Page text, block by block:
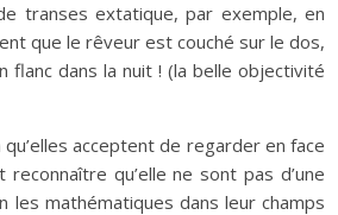
transes extatique, par exemple, en
que le rêveur est couché sur le dos,
dans la nuit ! (la belle objectivité
acceptent de regarder en face
qu’elle ne sont pas d’une
les mathématiques dans leur champs